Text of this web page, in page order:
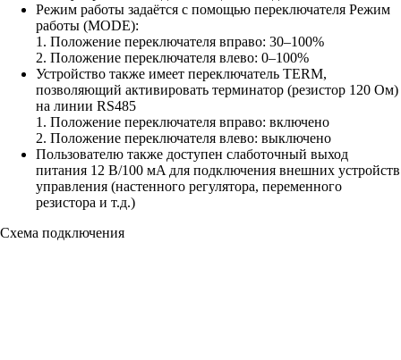
Режим работы задаётся с помощью переключателя Режим
работы (MODE):
1. Положение переключателя вправо: 30–100%
2. Положение переключателя влево: 0–100%
Устройство также имеет переключатель TERM,
позволяющий активировать терминатор (резистор 120 Ом)
на линии RS485
1. Положение переключателя вправо: включено
2. Положение переключателя влево: выключено
Пользователю также доступен слаботочный выход
питания 12 В/100 мA для подключения внешних устройств
управления (настенного регулятора, переменного
резистора и т.д.)
Схема подключения